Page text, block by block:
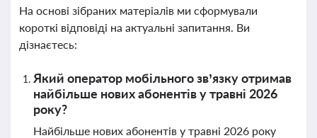
На основі зібраних матеріалів ми сформували
короткі відповіді на актуальні запитання. Ви
дізнаєтесь:
Який оператор мобільного зв’язку отримав
найбільше нових абонентів у травні 2026
року?
Найбільше нових абонентів у травні 2026 року